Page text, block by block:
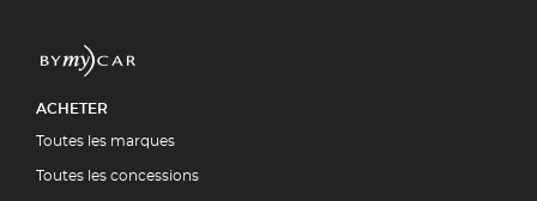
ACHETER
Toutes les marques
Toutes les concessions